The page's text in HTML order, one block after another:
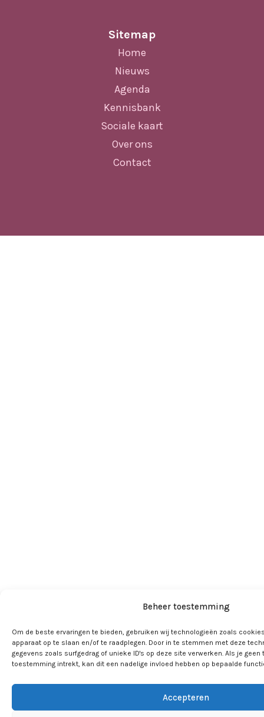
Beheer toestemming
Om de beste ervaringen te bieden, gebruiken wij technologieën zoals
apparaat op te slaan en/of te raadplegen. Door in te stemmen met deze
gegevens zoals surfgedrag of unieke ID's op deze site verwerken. Als je
toestemming intrekt, kan dit een nadelige invloed hebben op bepaalde
Accepteren
Sitemap
Home
Nieuws
Agenda
Kennisbank
Sociale kaart
Over ons
Contact